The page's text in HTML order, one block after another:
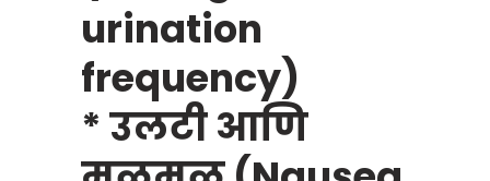
urination
frequency)
* उलटी आणि